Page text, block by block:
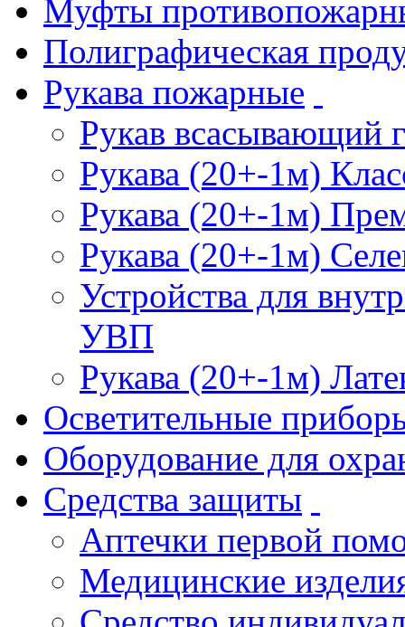
Муфты
Полиграфическая
Рукава пожарные
Рукав всасывающий
Рукава (20+-1м)
Рукава (20+-1м)
Рукава (20+-1м)
Устройства для
УВП
Рукава (20+-1м)
Осветительные
Оборудование для
Средства защиты
Аптечки первой
Медицинские